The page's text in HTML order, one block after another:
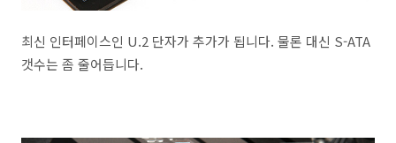
최신 인터페이스인 U.2 단자가 추가가 됩니다. 물론 대신 S-ATA
갯수는 좀 줄어듭니다.